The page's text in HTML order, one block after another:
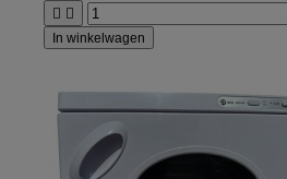
 
In winkelwagen